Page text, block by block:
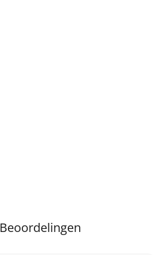
Beoordelingen